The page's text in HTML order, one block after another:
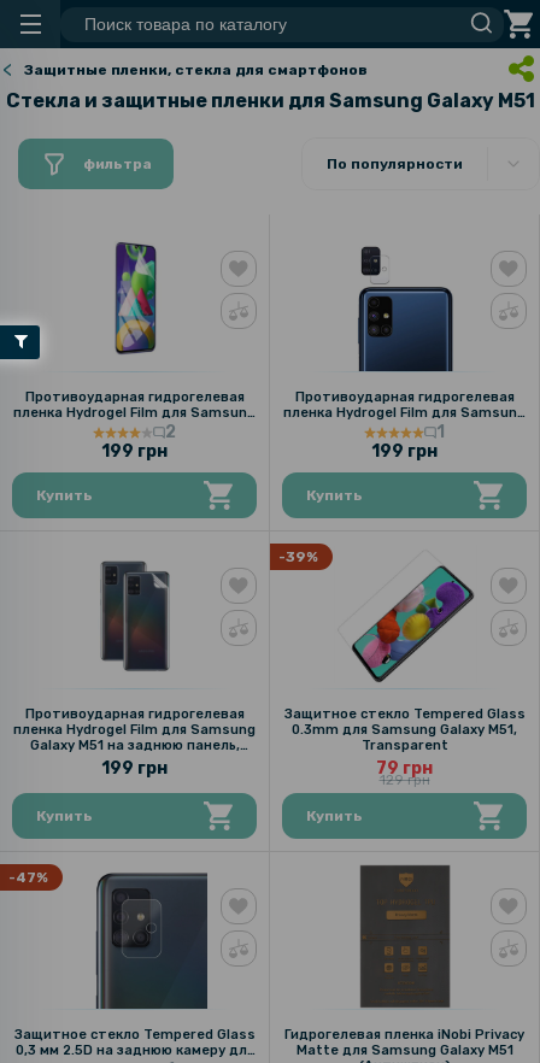
Защитные пленки, стекла для смартфонов
Стекла и защитные пленки для Samsung Galaxy M51
фильтра По популярности
Противоударная гидрогелевая
пленка Hydrogel Film для Samsung
Galaxy M51, Transparent
2
199 грн
Купить
Противоударная гидрогелевая
пленка Hydrogel Film для Samsung
Galaxy M51 на камеру 3 шт,
Transparent
1
199 грн
Купить
Противоударная гидрогелевая
пленка Hydrogel Film для Samsung
Galaxy M51 на заднюю панель,
Transparent
199 грн
Купить
-39%
Защитное стекло Tempered Glass
0.3mm для Samsung Galaxy M51,
Transparent
79 грн
129 грн
Купить
-47%
Защитное стекло Tempered Glass
0,3 мм 2.5D на заднюю камеру для
Гидрогелевая пленка iNobi Privacy
Matte для Samsung Galaxy M51